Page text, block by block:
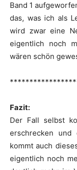
Band 1
das, was ich als
wird zwar eine
eigentlich noch
wären schön
Fazit:
Der Fall selbst
erschrecken und
kommt auch
eigentlich noch